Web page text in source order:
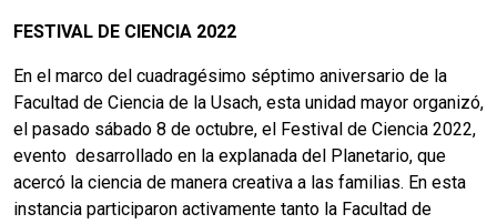
FESTIVAL DE CIENCIA 2022
En el marco del cuadragésimo séptimo aniversario de la
Facultad de Ciencia de la Usach, esta unidad mayor organizó,
el pasado sábado 8 de octubre, el Festival de Ciencia 2022,
evento desarrollado en la explanada del Planetario, que
acercó la ciencia de manera creativa a las familias. En esta
instancia participaron activamente tanto la Facultad de